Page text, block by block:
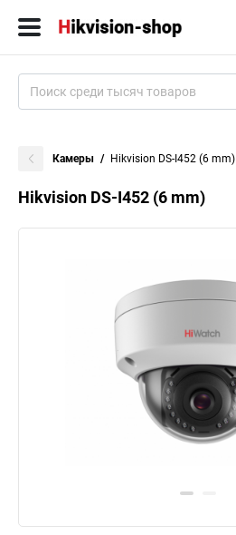
Камеры Hikvision DS-I452 (6 mm)
Hikvision DS-I452 (6 mm)